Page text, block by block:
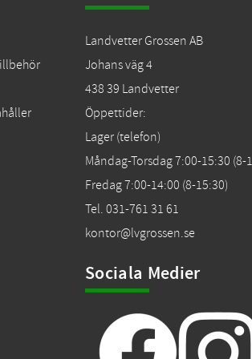
Landvetter Grossen AB
Johans väg 4
438 39 Landvetter
Öppettider:
Lager (telefon)
Måndag-Torsdag 7:00-15:30 (8-
Fredag 7:00-14:00 (8-15:30)
Tel. 031-761 31 61
kontor@lvgrossen.se
Sociala Medier